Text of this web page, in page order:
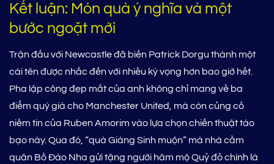
Kết luận: Món quà ý nghĩa và một
bước ngoặt mới
Trận đấu với Newcastle đã biến Patrick Dorgu thành một
cái tên được nhắc đến với nhiều kỳ vọng hơn bao giờ hết.
Pha lập công đẹp mắt của anh không chỉ mang về ba
điểm quý giá cho Manchester United, mà còn củng cố
niềm tin của Ruben Amorim vào lựa chọn chiến thuật táo
bạo này. Qua đó, “quà Giáng Sinh muộn” mà nhà cầm
quân Bồ Đào Nha gửi tặng người hâm mộ Quỷ đỏ chính là